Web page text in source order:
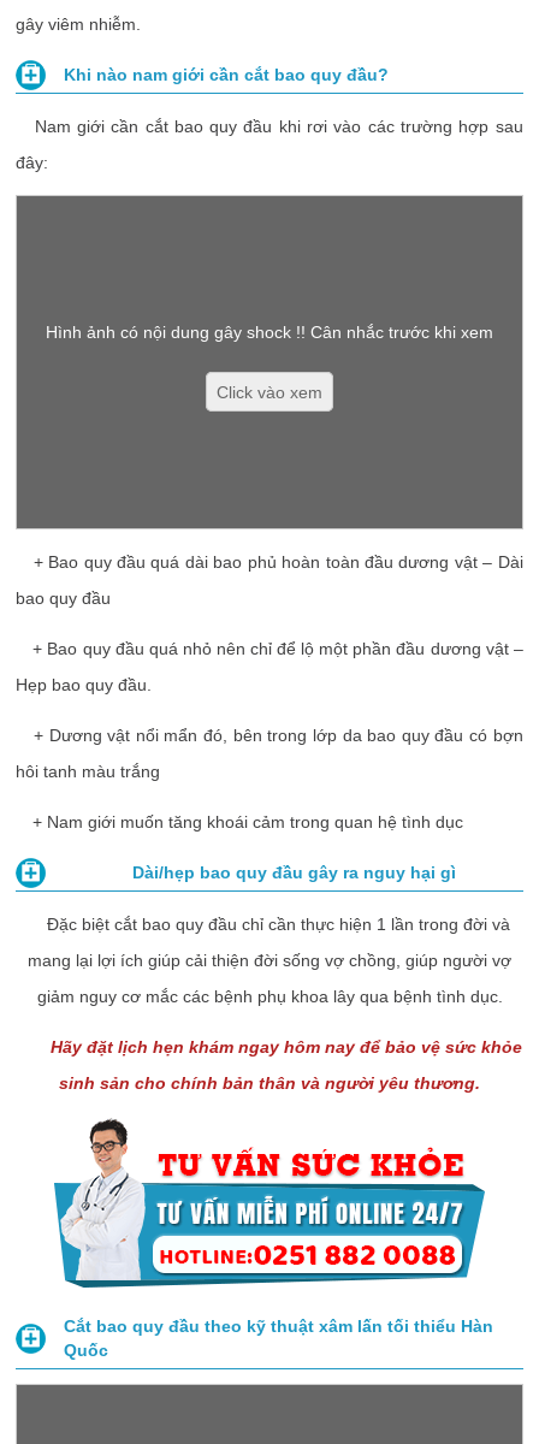
gây viêm nhiễm.
Khi nào nam giới cần cắt bao quy đầu?
Nam giới cần cắt bao quy đầu khi rơi vào các trường hợp sau
đây:
Hình ảnh có nội dung gây shock !! Cân nhắc trước khi xem
Click vào xem
+ Bao quy đầu quá dài bao phủ hoàn toàn đầu dương vật – Dài
bao quy đầu
+ Bao quy đầu quá nhỏ nên chỉ để lộ một phần đầu dương vật –
Hẹp bao quy đầu.
+ Dương vật nổi mẩn đó, bên trong lớp da bao quy đầu có bợn
hôi tanh màu trắng
+ Nam giới muốn tăng khoái cảm trong quan hệ tình dục
Dài/hẹp bao quy đầu gây ra nguy hại gì
Đặc biệt cắt bao quy đầu chỉ cần thực hiện 1 lần trong đời và
mang lại lợi ích giúp cải thiện đời sống vợ chồng, giúp người vợ
giảm nguy cơ mắc các bệnh phụ khoa lây qua bệnh tình dục.
Hãy đặt lịch hẹn khám ngay hôm nay để bảo vệ sức khỏe
sinh sản cho chính bản thân và người yêu thương.
Cắt bao quy đầu theo kỹ thuật xâm lấn tối thiểu Hàn
Quốc